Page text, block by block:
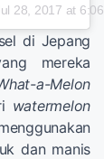
28, 2017 at
di Jepang
mereka
a-Melon
watermelon
dan manis